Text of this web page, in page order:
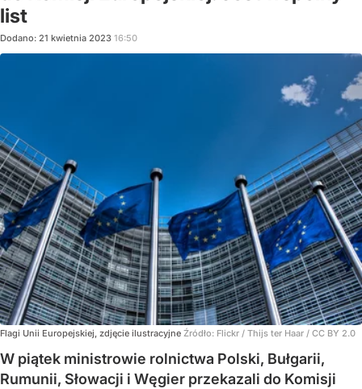
list
Dodano: 21 kwietnia 2023 16:50
Flagi Unii Europejskiej, zdjęcie ilustracyjne Źródło: Flickr / Thijs ter Haar / CC BY 2.0
W piątek ministrowie rolnictwa Polski, Bułgarii,
Rumunii, Słowacji i Węgier przekazali do Komisji